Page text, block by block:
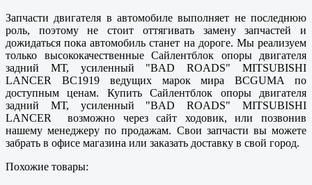
Запчасти двигателя в автомобиле выполняет не последнюю
роль, поэтому не стоит оттягивать замену запчастей и
дожидаться пока автомобиль станет на дороге. Мы реализуем
только высококачественные Сайлентблок опоры двигателя
задний МТ, усиленный "BAD ROADS" MITSUBISHI
LANCER BC1919 ведущих марок мира BCGUMA по
доступным ценам. Купить Сайлентблок опоры двигателя
задний МТ, усиленный "BAD ROADS" MITSUBISHI
LANCER возможно через сайт ходовик, или позвонив
нашему менеджеру по продажам. Свои запчасти вы можете
забрать в офисе магазина или заказать доставку в свой город.
Похожие товары: